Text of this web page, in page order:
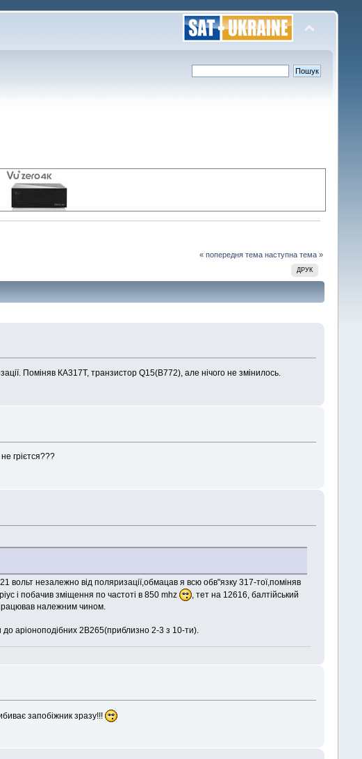
« попередня тема наступна тема »
ДРУК
Поміняв КА317Т, транзистор Q15(B772), але нічого не змінилось.
грієтся???
вольт незалежно від поляризації,обмацав я всю обв"язку 317-тої,поміняв
і побачив зміщення по частоті в 850 mhz
, тет на 12616, балтійський
належним чином.
аріоноподібних 2В265(приблизно 2-3 з 10-ти).
запобіжник зразу!!!